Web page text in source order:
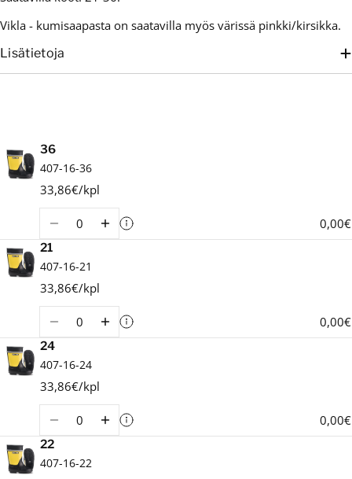
Vikla - kumisaapasta on saatavilla myös värissä pinkki/kirsikka.
Lisätietoja
Ostoskori
36
407-16-36
33,86€/kpl
0,00€
21
407-16-21
33,86€/kpl
0,00€
24
407-16-24
33,86€/kpl
0,00€
22
407-16-22